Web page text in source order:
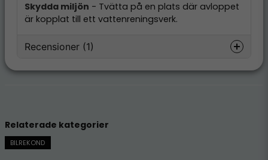
Skydda miljön - Tvätta på en plats där avloppet
är kopplat till ett vattenreningsverk.
Recensioner (1)
Utan flammig och tråkig på nära håll.
Förtvätt och mirakelsvamp fick den
att se bländande vit ut igen. En otrolig
Relaterade kategorier
BILREKOND